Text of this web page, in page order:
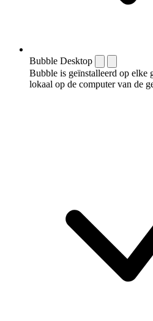
Bubble Desktop
Bubble is geïnstalleerd op elke
lokaal op de computer van de